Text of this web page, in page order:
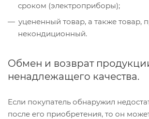
сроком (электроприборы);
уцененный товар, а также товар,
некондиционный.
Обмен и возврат
ненадлежащего качества.
Если покупатель обнаружил
после его приобретения, то он